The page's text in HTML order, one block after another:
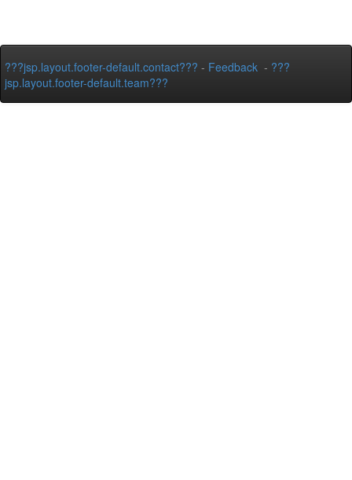
???jsp.layout.footer-default.contact??? - Feedback - ???
jsp.layout.footer-default.team???